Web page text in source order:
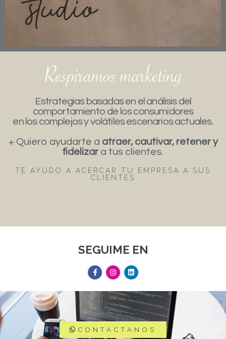
Estrategias basadas en el análisis del
comportamiento de los consumidores
en los complejos y volátiles escenarios actuales.
+ Quiero ayudarte a atraer, cautivar, retener y
fidelizar a tus clientes.
TE AYUDO A ACERCAR TU EMPRESA A SUS
CLIENTES
SEGUIME EN
CONTACTANOS